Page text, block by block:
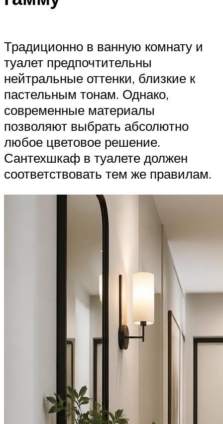
Традиционно в ванную комнату и
туалет предпочтительны
нейтральные оттенки, близкие к
пастельным тонам. Однако,
современные материалы
позволяют выбрать абсолютно
любое цветовое решение.
Сантехшкаф в туалете должен
соответствовать тем же правилам.